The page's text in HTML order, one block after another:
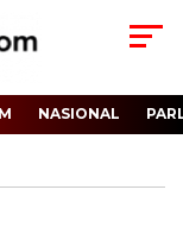
NASIONAL